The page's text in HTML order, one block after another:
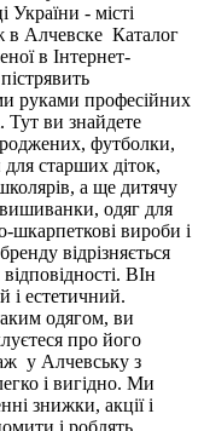
України - місті
в Алчевске Каталог
в Інтернет-
руками професійних
Тут ви знайдете
футболки,
старших діток,
а ще дитячу
вишиванки, одяг для
шкарпеткові вироби і
відрізняється
ВІн
і естетичний.
одягом, ви
про його
у Алчевську з
і вигідно. Ми
знижки, акції і